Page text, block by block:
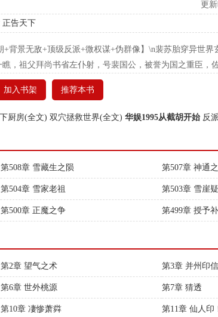
更
正告天下
背景无敌+顶级反派+微权谋+伪群像】\n裴苏胎穿异世界
祖父拜尚书省左仆射，号裴国公，被誉为国之重臣，
加入书架 推荐本书
下厨房(全文) 双穴拯救世界(全文) 华娱1995从截胡开始 反
第508章 雪藏生之陨 第507章 神通
第504章 雪家老祖 第503章 雪崖
第500章 正魔之争 第499章 授予
第2章 望气之术 第3章 并州印信
第6章 世外桃源 第7章 猜透
第10章 凄惨萧粦 第11章 仙人印